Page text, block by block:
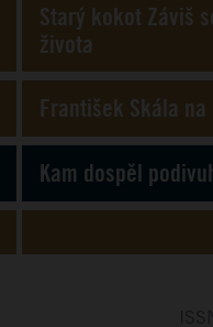
Starý kokot Záviš
života
František Skála
Kam dospěl